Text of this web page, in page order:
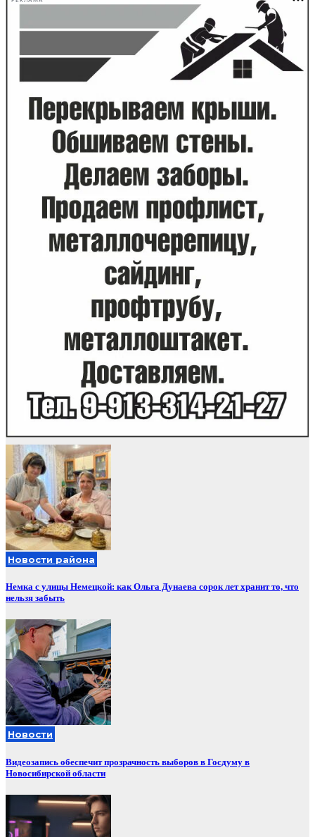
Новости района
Немка с улицы Немецкой: как Ольга Дунаева сорок лет хранит то, что
нельзя забыть
Новости
Видеозапись обеспечит прозрачность выборов в Госдуму в
Новосибирской области